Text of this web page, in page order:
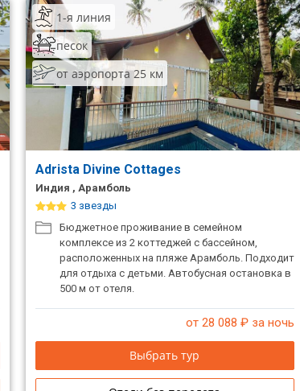
1-я линия
песок
от аэропорта 25 км
Adrista Divine Cottages
Индия , Арамболь
3 звезды
Бюджетное проживание в семейном
комплексе из 2 коттеджей с бассейном,
расположенных на пляже Арамболь. Подходит
для отдыха с детьми. Автобусная остановка в
500 м от отеля.
от 28 088 ₽ за ночь
Выбрать тур